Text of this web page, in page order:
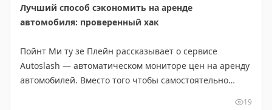
высокий этаж. В старых отелях с нестандартной
планировкой различия более заметны. Автор
того, как вас поселили, чтобы понять реальный
размер полученного апгрейда. Иногда отель
действительно дает хороший номер, но часто
Лучший способ сэкономить на аренде
автомобиля: проверенный хак
Пойнт Ми ту зе Плейн рассказывает о сервисе
Autoslash — автоматическом мониторе цен на аренду
автомобилей. Вместо того чтобы самостоятельно
19